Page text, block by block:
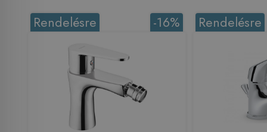
-16%
Rendelésre Rendelésre